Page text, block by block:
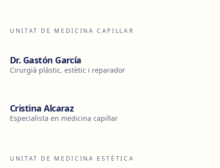
UNITAT DE MEDICINA CAPIL·LAR
Dr. Gastón García
Cirurgià plàstic, estètic i reparador
Cristina Alcaraz
Especialista en medicina capil·lar
UNITAT DE MEDICINA ESTÈTICA